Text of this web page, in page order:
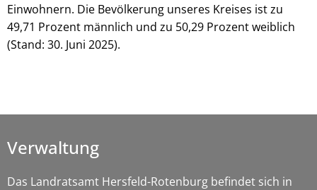
Einwohnern. Die Bevölkerung unseres Kreises ist zu
49,71 Prozent männlich und zu 50,29 Prozent weiblich
(Stand: 30. Juni 2025).
Verwaltung
Das Landratsamt Hersfeld-Rotenburg befindet sich in